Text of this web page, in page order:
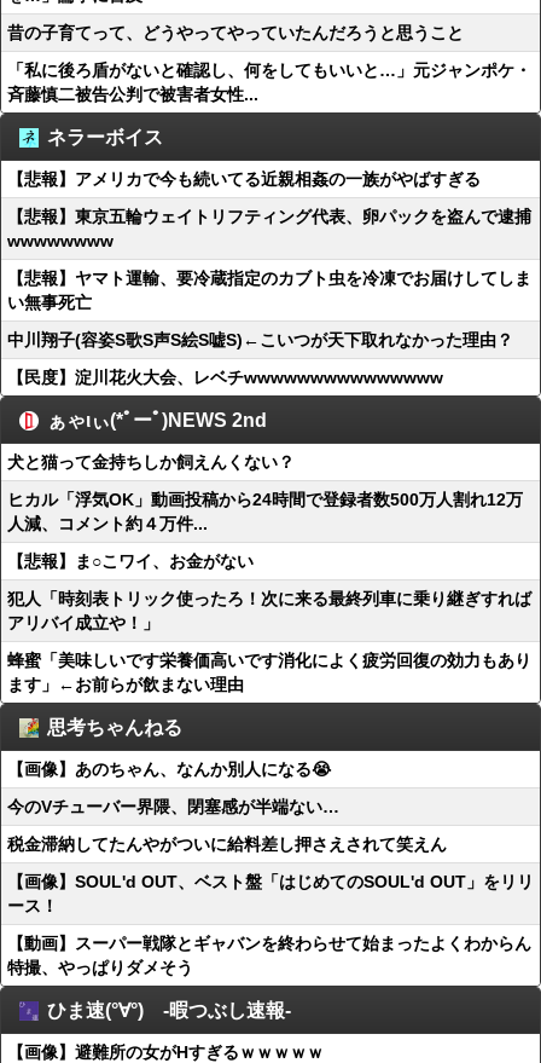
昔の子育てって、どうやってやっていたんだろうと思うこと
「私に後ろ盾がないと確認し、何をしてもいいと…」元ジャンポケ・
斉藤慎二被告公判で被害者女性...
ネラーボイス
【悲報】アメリカで今も続いてる近親相姦の一族がやばすぎる
【悲報】東京五輪ウェイトリフティング代表、卵パックを盗んで逮捕
wwwwwwww
【悲報】ヤマト運輸、要冷蔵指定のカブト虫を冷凍でお届けしてしま
い無事死亡
中川翔子(容姿S歌S声S絵S嘘S)←こいつが天下取れなかった理由？
【民度】淀川花火大会、レベチwwwwwwwwwwwwwww
ぁゃιぃ(*ﾟーﾟ)NEWS 2nd
犬と猫って金持ちしか飼えんくない？
ヒカル「浮気OK」動画投稿から24時間で登録者数500万人割れ12万
人減、コメント約４万件...
【悲報】ま○こワイ、お金がない
犯人「時刻表トリック使ったろ！次に来る最終列車に乗り継ぎすれば
アリバイ成立や！」
蜂蜜「美味しいです栄養価高いです消化によく疲労回復の効力もあり
ます」←お前らが飲まない理由
思考ちゃんねる
【画像】あのちゃん、なんか別人になる😭
今のVチューバー界隈、閉塞感が半端ない…
税金滞納してたんやがついに給料差し押さえされて笑えん
【画像】SOUL'd OUT、ベスト盤「はじめてのSOUL'd OUT」をリリ
ース！
【動画】スーパー戦隊とギャバンを終わらせて始まったよくわからん
特撮、やっぱりダメそう
ひま速(°∀°) -暇つぶし速報-
【画像】避難所の女がHすぎるｗｗｗｗｗ